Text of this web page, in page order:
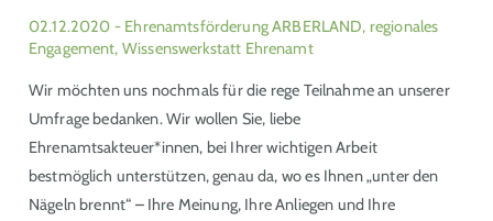
02.12.2020 - Ehrenamtsförderung ARBERLAND, regionales
Engagement, Wissenswerkstatt Ehrenamt
Wir möchten uns nochmals für die rege Teilnahme an unserer
Umfrage bedanken. Wir wollen Sie, liebe
Ehrenamtsakteuer*innen, bei Ihrer wichtigen Arbeit
bestmöglich unterstützen, genau da, wo es Ihnen „unter den
Nägeln brennt“ – Ihre Meinung, Ihre Anliegen und Ihre